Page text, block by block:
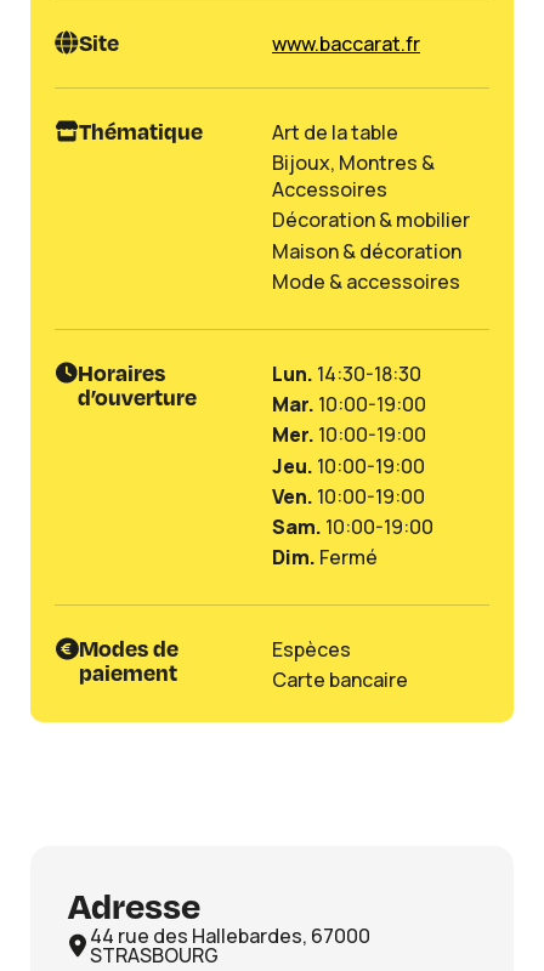
Site www.baccarat.fr
Thématique
Art de la table
Bijoux, Montres &
Accessoires
Décoration & mobilier
Maison & décoration
Mode & accessoires
Horaires
d’ouverture
Lun. 14:30-18:30
Mar. 10:00-19:00
Mer. 10:00-19:00
Jeu. 10:00-19:00
Ven. 10:00-19:00
Sam. 10:00-19:00
Dim. Fermé
Modes de
paiement
Espèces
Carte bancaire
Adresse
44 rue des Hallebardes, 67000
STRASBOURG